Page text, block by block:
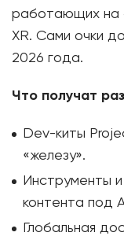
работающих на
XR. Сами очки
2026 года.
Что получат
Dev-киты
«железу».
Инструменты
контента под
Глобальная